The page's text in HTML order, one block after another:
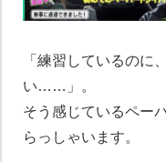
「練習しているのに
い……」。
そう感じているペー
らっしゃいます。